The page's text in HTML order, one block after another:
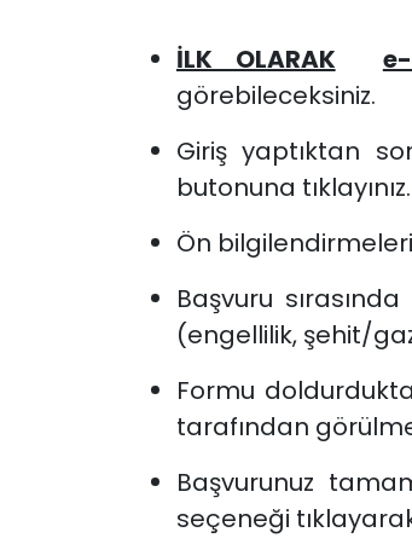
İLK OLARAK
görebileceksiniz.
Giriş yaptıktan
butonuna tıklayınız.
Ön bilgilendirmeleri
Başvuru
(engellilik, şehit/
Formu
tarafından
Başvurunuz
seçeneği